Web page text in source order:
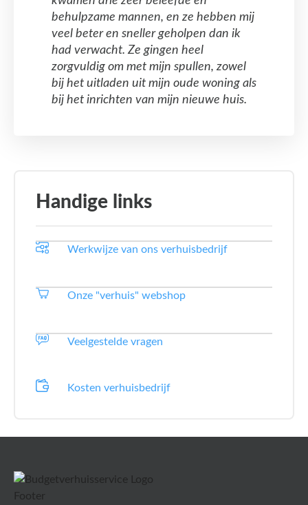
behulpzame mannen, en ze hebben mij
veel beter en sneller geholpen dan ik
had verwacht. Ze gingen heel
zorgvuldig om met mijn spullen, zowel
bij het uitladen uit mijn oude woning als
bij het inrichten van mijn nieuwe huis.
Handige links
Werkwijze van ons verhuisbedrijf
Onze "verhuis" webshop
Veelgestelde vragen
Kosten verhuisbedrijf